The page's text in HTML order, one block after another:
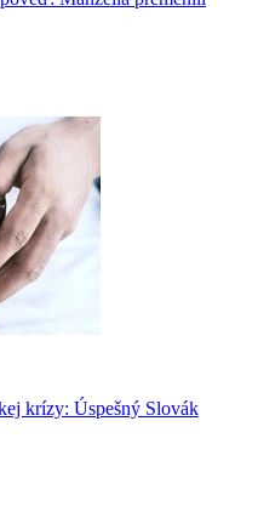
krízy: Úspešný Slovák